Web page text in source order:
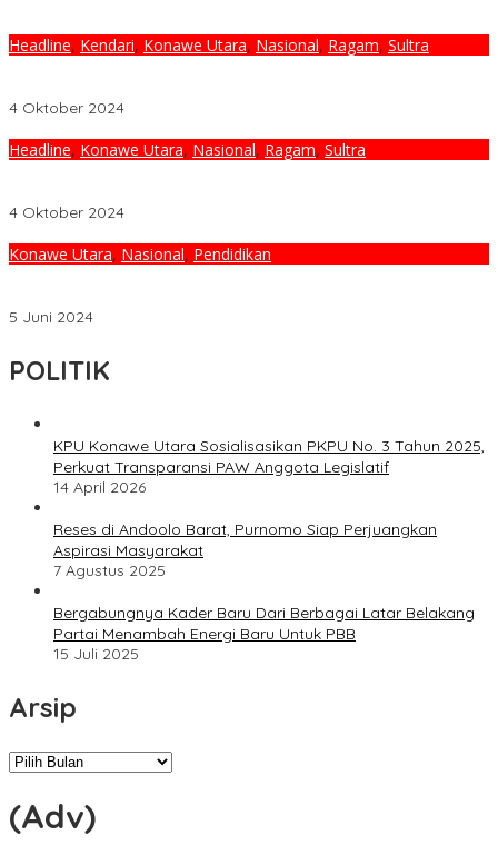
Headline, Kendari, Konawe Utara, Nasional, Ragam, Sultra
4 Oktober 2024
Headline, Konawe Utara, Nasional, Ragam, Sultra
4 Oktober 2024
Konawe Utara, Nasional, Pendidikan
5 Juni 2024
POLITIK
KPU Konawe Utara Sosialisasikan PKPU No. 3 Tahun 2025,
Perkuat Transparansi PAW Anggota Legislatif
14 April 2026
Reses di Andoolo Barat, Purnomo Siap Perjuangkan
Aspirasi Masyarakat
7 Agustus 2025
Bergabungnya Kader Baru Dari Berbagai Latar Belakang
Partai Menambah Energi Baru Untuk PBB
15 Juli 2025
Arsip
Arsip
(Adv)